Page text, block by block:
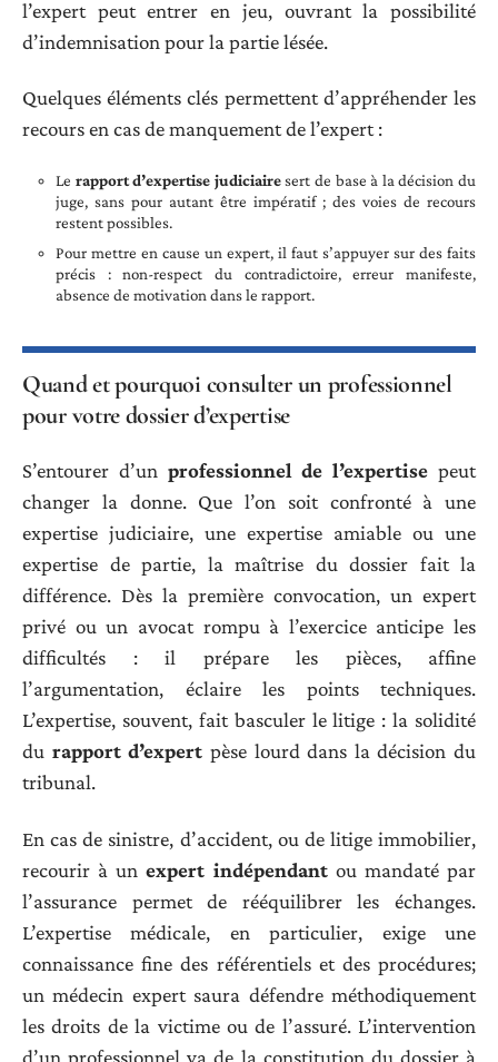
l’expert peut entrer en jeu, ouvrant la possibilité
d’indemnisation pour la partie lésée.
Quelques éléments clés permettent d’appréhender les
recours en cas de manquement de l’expert :
Le rapport d’expertise judiciairesert de base à la décision du
juge, sans pour autant être impératif ; des voies de recours
restent possibles.
Pour mettre en cause un expert, il faut s’appuyer sur des faits
précis : non-respect du contradictoire, erreur manifeste,
absence de motivation dans le rapport.
Quand et pourquoi consulter un professionnel
pour votre dossier d’expertise
S’entourer d’un professionnel de l’expertise peut
changer la donne. Que l’on soit confronté à une
expertise judiciaire, une expertise amiable ou une
expertise de partie, la maîtrise du dossier fait la
différence. Dès la première convocation, un expert
privé ou un avocat rompu à l’exercice anticipe les
difficultés : il prépare les pièces, affine
l’argumentation, éclaire les points techniques.
L’expertise, souvent, fait basculer le litige : la solidité
du rapport d’expert pèse lourd dans la décision du
tribunal.
En cas de sinistre, d’accident, ou de litige immobilier,
recourir à unexpert indépendantou mandaté par
l’assurance permet de rééquilibrer les échanges.
L’expertise médicale, en particulier, exige une
connaissance fine des référentiels et des procédures;
un médecin expert saura défendre méthodiquement
les droits de la victime ou de l’assuré. L’intervention
d’un professionnel va de la constitution du dossier à